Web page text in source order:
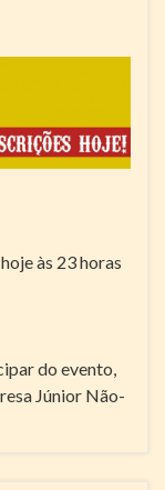
às 23 horas
do evento,
Júnior Não-